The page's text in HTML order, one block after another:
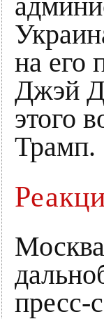
на его
Джэй
этого
Трамп.
пресс-